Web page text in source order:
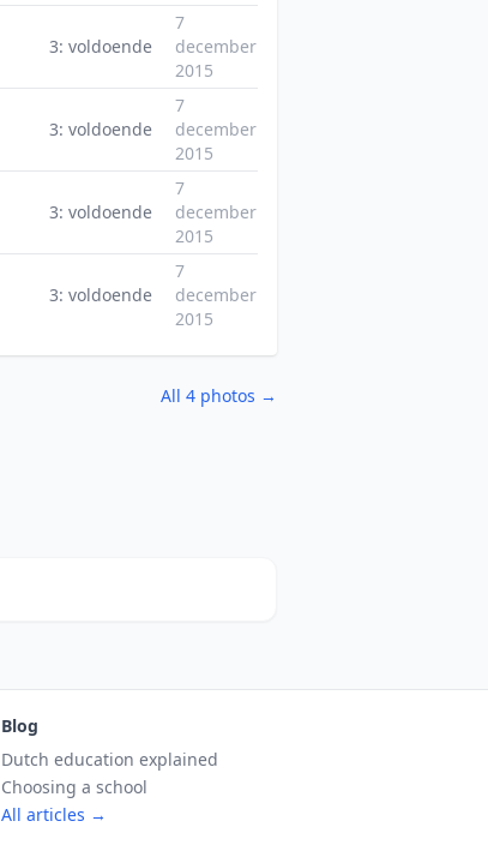
3: voldoende
7
december
2015
3: voldoende
7
december
2015
3: voldoende
7
december
2015
3: voldoende
7
december
2015
All 4 photos →
Blog
Dutch education explained
Choosing a school
All articles →